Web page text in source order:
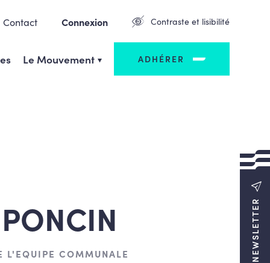
Contact Connexion Contraste et lisibilité
Le Mouvement ADHÉRER
NEWSLETTER
L'EQUIPE COMMUNALE